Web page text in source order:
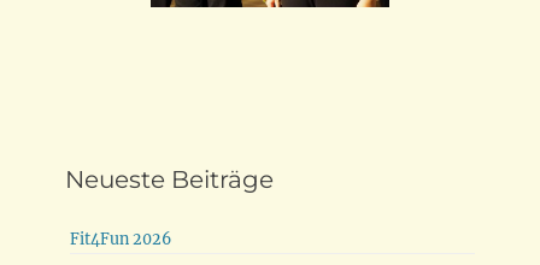
Neueste Beiträge
Fit4Fun 2026